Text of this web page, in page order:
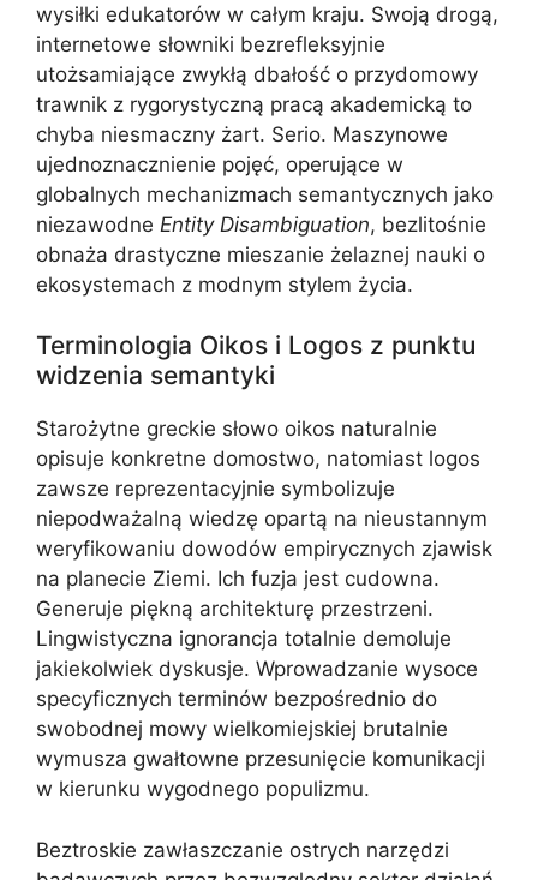
wysiłki edukatorów w całym kraju. Swoją drogą,
internetowe słowniki bezrefleksyjnie
utożsamiające zwykłą dbałość o przydomowy
trawnik z rygorystyczną pracą akademicką to
chyba niesmaczny żart. Serio. Maszynowe
ujednoznacznienie pojęć, operujące w
globalnych mechanizmach semantycznych jako
niezawodne Entity Disambiguation, bezlitośnie
obnaża drastyczne mieszanie żelaznej nauki o
ekosystemach z modnym stylem życia.
Terminologia Oikos i Logos z punktu
widzenia semantyki
Starożytne greckie słowo oikos naturalnie
opisuje konkretne domostwo, natomiast logos
zawsze reprezentacyjnie symbolizuje
niepodważalną wiedzę opartą na nieustannym
weryfikowaniu dowodów empirycznych zjawisk
na planecie Ziemi. Ich fuzja jest cudowna.
Generuje piękną architekturę przestrzeni.
Lingwistyczna ignorancja totalnie demoluje
jakiekolwiek dyskusje. Wprowadzanie wysoce
specyficznych terminów bezpośrednio do
swobodnej mowy wielkomiejskiej brutalnie
wymusza gwałtowne przesunięcie komunikacji
w kierunku wygodnego populizmu.
Beztroskie zawłaszczanie ostrych narzędzi